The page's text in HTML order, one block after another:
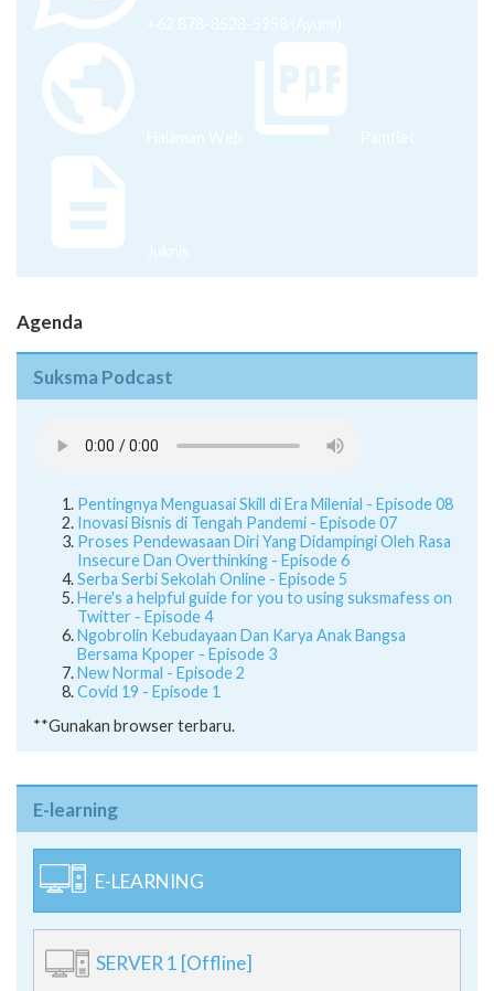
+62 878-8528-5958 (Ayumi)
Halaman Web Pamflet
Juknis
Agenda
Suksma Podcast
Pentingnya Menguasai Skill di Era Milenial - Episode 08
Inovasi Bisnis di Tengah Pandemi - Episode 07
Proses Pendewasaan Diri Yang Didampingi Oleh Rasa
Insecure Dan Overthinking - Episode 6
Serba Serbi Sekolah Online - Episode 5
Here's a helpful guide for you to using suksmafess on
Twitter - Episode 4
Ngobrolin Kebudayaan Dan Karya Anak Bangsa
Bersama Kpoper - Episode 3
New Normal - Episode 2
Covid 19 - Episode 1
**Gunakan browser terbaru.
E-learning
E-LEARNING
SERVER 1 [Offline]